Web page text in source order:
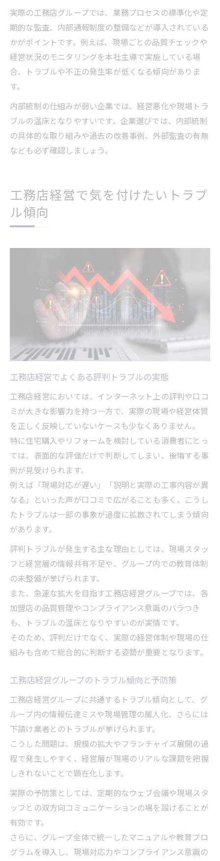
実際の工務店グループでは、業務プロセスの標準化や定
期的な監査、内部通報制度の整備などが導入されている
かがポイントです。例えば、現場ごとの品質チェックや
経営状況のモニタリングを本社主導で実施している場
合、トラブルや不正の発生率が低くなる傾向がありま
す。
内部統制の仕組みが弱い企業では、経営悪化や現場トラ
ブルの温床となりやすいです。企業選びでは、内部統制
の具体的な取り組みや過去の改善事例、外部監査の有無
なども必ず確認しましょう。
工務店経営で気を付けたいトラブ
ル傾向
工務店経営でよくある評判トラブルの実態
工務店経営においては、インターネット上の評判や口コ
ミが大きな影響力を持つ一方で、実際の現場や経営体質
を正しく反映していないケースも少なくありません。
特に住宅購入やリフォームを検討している消費者にとっ
ては、表面的な評価だけで判断してしまい、後悔する事
例が見受けられます。
例えば「現場対応が遅い」「説明と実際の工事内容が異
なる」といった声が口コミで広がることも多く、こうし
たトラブルは一部の事象が過度に拡散されてしまう傾向
があります。
評判トラブルが発生する主な理由としては、現場スタッ
フと経営層の情報共有不足や、グループ内での教育体制
の未整備が挙げられます。
また、急速な拡大を目指す工務店経営グループでは、各
加盟店の品質管理やコンプライアンス意識のバラつき
も、トラブルの温床となりやすいのが実情です。
そのため、評判だけでなく、実際の経営体制や現場の仕
組みも含めて総合的に判断する姿勢が重要となります。
工務店経営グループのトラブル傾向と予防策
工務店経営グループに共通するトラブル傾向として、グ
ループ内の情報伝達ミスや現場管理の属人化、さらには
下請け業者とのトラブルが挙げられます。
こうした問題は、規模の拡大やフランチャイズ展開の過
程で発生しやすく、経営層が現場のリアルな課題を把握
しきれないことで顕在化します。
実際の予防策としては、定期的なウェブ会議や現場スタ
ッフとの双方向コミュニケーションの場を設けることが
有効です。
さらに、グループ全体で統一したマニュアルや教育プロ
グラムを導入し、現場対応力やコンプライアンス意識の